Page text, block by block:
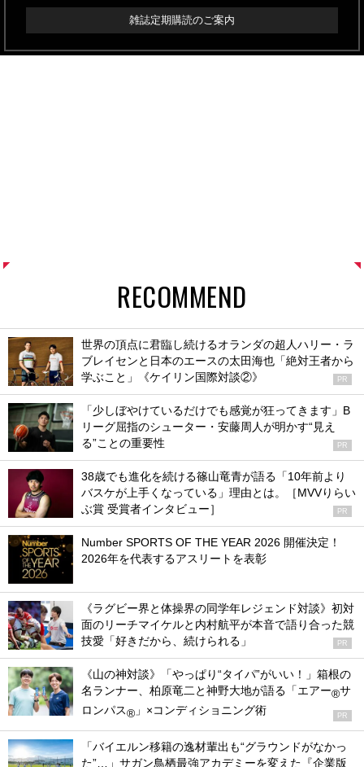
雑誌定期購読のご案内
RECOMMEND
世界の頂点に君臨し続けるオランダの超人ハリー・ラ
ブレイセンと日本のエースの太田海也「絶対王者から
学ぶこと」《ケイリン国際対談②》
PR
「少しぼやけているだけでも感覚が狂ってきます」B
リーグ屈指のシューター・安藤周人が明かす“見え
る”ことの重要性
PR
38歳でも進化を続ける篠山竜青が語る「10年前より
バスケが上手くなっている」理由とは。［MVVりらい
ぶ賞 受賞者インタビュー］
PR
Number SPORTS OF THE YEAR 2026 開催決定！
2026年を代表するアスリートを表彰
《ラグビー界と体操界の同学年レジェンド対談》初対
面のリーチマイケルと内村航平が本音で語り合った競
技愛「好きだから、続けられる」
PR
《山の神対談》「やっぱり“タイパ”がいい！」箱根の
名ランナー、柏原竜二と神野大地が語る「エアー®サ
ロンパス® 」×コンディショニング術 PR
「バイエルン移籍の逸材輩出も“グラウンドがなかっ
た”…」サガン鳥栖最強アカデミーを変えた『企業版